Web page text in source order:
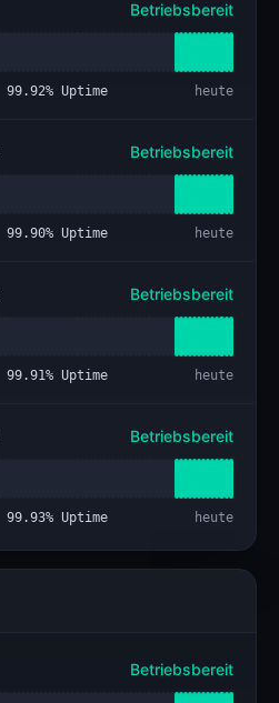
Betriebsbereit
99.92% Uptime heute
Betriebsbereit
99.90% Uptime heute
Betriebsbereit
99.91% Uptime heute
Betriebsbereit
99.93% Uptime heute
Betriebsbereit